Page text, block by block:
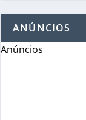
ANÚNCIOS
Anúncios